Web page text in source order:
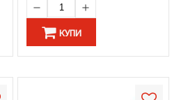
КУПИ